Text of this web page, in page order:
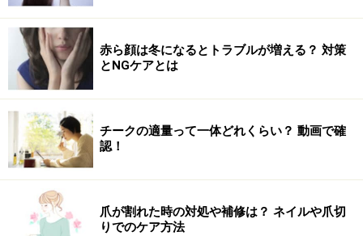
間違いダイエット知識5：運動後に何も食べ
ない
運動後の食べなさすぎにも注意が必要です。せっかくの
運動した効果を十二分に発揮するためにも、運動後の栄
養は高たんぱく質で低脂肪なものを心掛けましょう。そ
うすることで筋肉を減らさず増やすことができ、基礎代
謝のアップにも繋がります。
赤ら顔は冬になるとトラブルが増える？ 対策
とNGケアとは
チークの適量って一体どれくらい？ 動画で確
認！
爪が割れた時の対処や補修は？ ネイルや爪切
りでのケア方法